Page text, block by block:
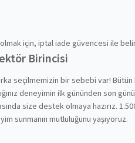
olmak için, iptal iade güvencesi ile
Birincisi
seçilmemizin bir sebebi var!
deneyimin ilk gününden son
size destek olmaya hazırız.
sunmanın mutluluğunu yaşıyoruz.